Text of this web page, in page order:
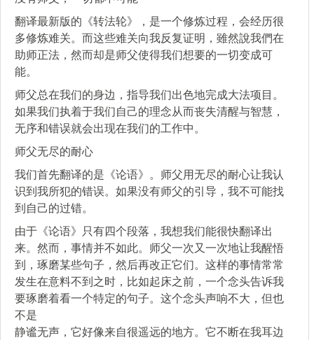
翻译最新版的《转法轮》，是一个修炼过程，会经历很
多修炼难关。而这些难关向我反复证明，雖然說我們在
助师正法，然而却是师父使得我们想要的一切变成可
能。
师父总在我们的身边，指导我们出色地完成大法项目。
如果我们执着于我们自己的理念从而丧失清醒与智慧，
无序和错误就会出现在我们的工作中。
师父无尽的耐心
我们首先翻译的是《论语》。师父用无尽的耐心让我认
识到我所犯的错误。如果没有师父的引导，我不可能找
到自己的过错。
由于《论语》只有四个段落，我想我们能很快翻译出
来。然而，事情并不如此。师父一次又一次地让我醒悟
到，琢磨某些句子，然后再改正它们。这样的事情常常
发生在意料不到之时，比如起床之前，一个念头告诉我
要琢磨着看一个特定的句子。这个念头声响不大，但也
不是
静谧无声，它好像来自很遥远的地方。它不断在我耳边